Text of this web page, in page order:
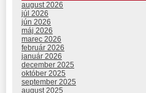
august 2026
júl 2026
jún 2026
máj 2026
marec 2026
február 2026
január 2026
december 2025
október 2025
september 2025
august 2025